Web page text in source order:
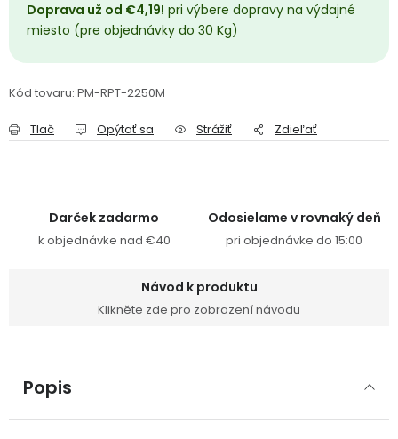
Doprava už od €4,19! pri výbere dopravy na výdajné
miesto (pre objednávky do 30 Kg)
Kód tovaru: PM-RPT-2250M
Tlač Opýtať sa Strážiť Zdieľať
Darček zadarmo
k objednávke nad €40
Odosielame v rovnaký deň
pri objednávke do 15:00
Návod k produktu
Klikněte zde pro zobrazení návodu
Popis